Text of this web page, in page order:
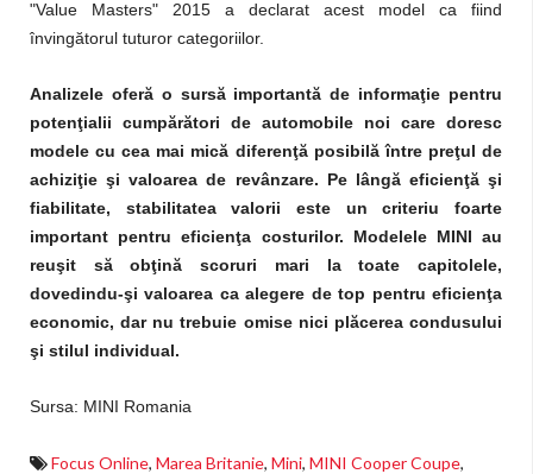
"Value Masters" 2015 a declarat acest model ca fiind
învingătorul tuturor categoriilor.
Analizele oferă o sursă importantă de informaţie pentru
potenţialii cumpărători de automobile noi care doresc
modele cu cea mai mică diferenţă posibilă între preţul de
achiziţie şi valoarea de revânzare. Pe lângă eficienţă şi
fiabilitate, stabilitatea valorii este un criteriu foarte
important pentru eficienţa costurilor. Modelele MINI au
reuşit să obţină scoruri mari la toate capitolele,
dovedindu-şi valoarea ca alegere de top pentru eficienţa
economic, dar nu trebuie omise nici plăcerea condusului
şi stilul individual.
Sursa: MINI Romania
Focus Online, Marea Britanie, Mini, MINI Cooper Coupe,